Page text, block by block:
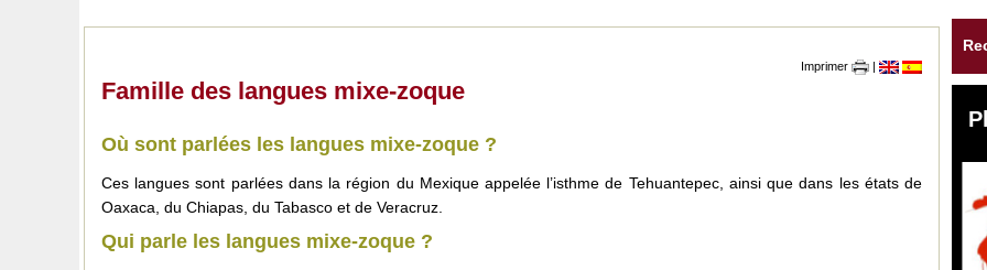
Imprimer |
Famille des langues mixe-zoque
Où sont parlées les langues mixe-zoque ?
Ces langues sont parlées dans la région du Mexique appelée l’isthme de Tehuantepec, ainsi que dans les états de
Oaxaca, du Chiapas, du Tabasco et de Veracruz.
Qui parle les langues mixe-zoque ?